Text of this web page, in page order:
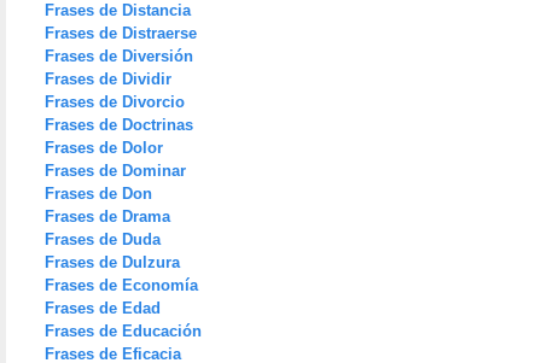
Frases de Distancia
Frases de Distraerse
Frases de Diversión
Frases de Dividir
Frases de Divorcio
Frases de Doctrinas
Frases de Dolor
Frases de Dominar
Frases de Don
Frases de Drama
Frases de Duda
Frases de Dulzura
Frases de Economía
Frases de Edad
Frases de Educación
Frases de Eficacia